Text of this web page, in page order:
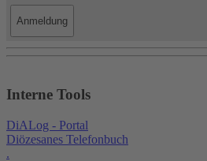
Interne Tools
DiALog - Portal
Diözesanes Telefonbuch
.